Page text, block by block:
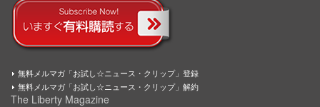
無料メルマガ「お試し☆ニュース・クリップ」登録
無料メルマガ「お試し☆ニュース・クリップ」解約
The Liberty Magazine